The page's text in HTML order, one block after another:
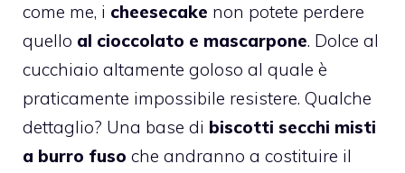
come me, i cheesecake non potete perdere
quello al cioccolato e mascarpone. Dolce al
cucchiaio altamente goloso al quale è
praticamente impossibile resistere. Qualche
dettaglio? Una base di biscotti secchi misti
a burro fuso che andranno a costituire il